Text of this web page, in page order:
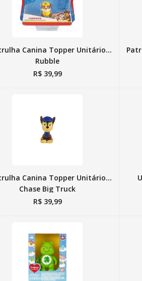
Canina Topper Unitário
Rubble
R$ 39,99
Canina Topper Unitário
Chase Big Truck
R$ 39,99